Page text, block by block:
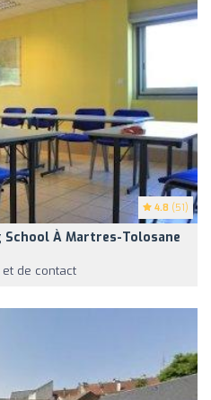
4.8 (51)
À Martres-Tolosane
de contact